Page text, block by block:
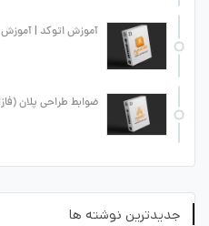
آموزش اتوکد | آموزش AutoCAD
ضوابط طراحی پلان (فاز1)
جدیدترین نوشته ها